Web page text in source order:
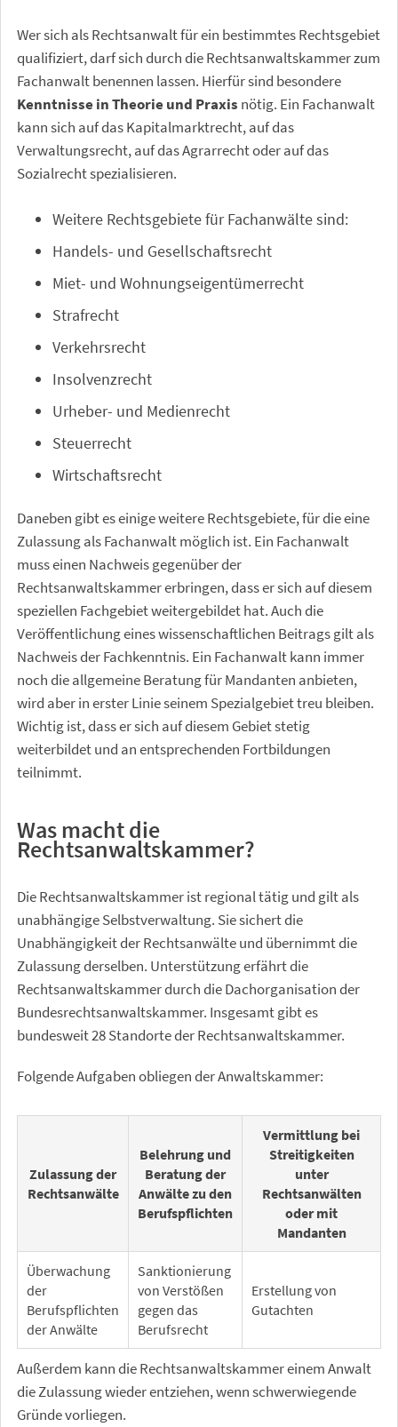
Wer sich als Rechtsanwalt für ein bestimmtes Rechtsgebiet
qualifiziert, darf sich durch die Rechtsanwaltskammer zum
Fachanwalt benennen lassen. Hierfür sind besondere
Kenntnisse in Theorie und Praxis nötig. Ein Fachanwalt
kann sich auf das Kapitalmarktrecht, auf das
Verwaltungsrecht, auf das Agrarrecht oder auf das
Sozialrecht spezialisieren.
Weitere Rechtsgebiete für Fachanwälte sind:
Handels- und Gesellschaftsrecht
Miet- und Wohnungseigentümerrecht
Strafrecht
Verkehrsrecht
Insolvenzrecht
Urheber- und Medienrecht
Steuerrecht
Wirtschaftsrecht
Daneben gibt es einige weitere Rechtsgebiete, für die eine
Zulassung als Fachanwalt möglich ist. Ein Fachanwalt
muss einen Nachweis gegenüber der
Rechtsanwaltskammer erbringen, dass er sich auf diesem
speziellen Fachgebiet weitergebildet hat. Auch die
Veröffentlichung eines wissenschaftlichen Beitrags gilt als
Nachweis der Fachkenntnis. Ein Fachanwalt kann immer
noch die allgemeine Beratung für Mandanten anbieten,
wird aber in erster Linie seinem Spezialgebiet treu bleiben.
Wichtig ist, dass er sich auf diesem Gebiet stetig
weiterbildet und an entsprechenden Fortbildungen
teilnimmt.
Was macht die
Rechtsanwaltskammer?
Die Rechtsanwaltskammer ist regional tätig und gilt als
unabhängige Selbstverwaltung. Sie sichert die
Unabhängigkeit der Rechtsanwälte und übernimmt die
Zulassung derselben. Unterstützung erfährt die
Rechtsanwaltskammer durch die Dachorganisation der
Bundesrechtsanwaltskammer. Insgesamt gibt es
bundesweit 28 Standorte der Rechtsanwaltskammer.
Folgende Aufgaben obliegen der Anwaltskammer:
Zulassung der
Rechtsanwälte
Belehrung und
Beratung der
Anwälte zu den
Berufspflichten
Vermittlung bei
Streitigkeiten
unter
Rechtsanwälten
oder mit
Mandanten
Überwachung
der
Berufspflichten
der Anwälte
Sanktionierung
von Verstößen
gegen das
Berufsrecht
Erstellung von
Gutachten
Außerdem kann die Rechtsanwaltskammer einem Anwalt
die Zulassung wieder entziehen, wenn schwerwiegende
Gründe vorliegen.